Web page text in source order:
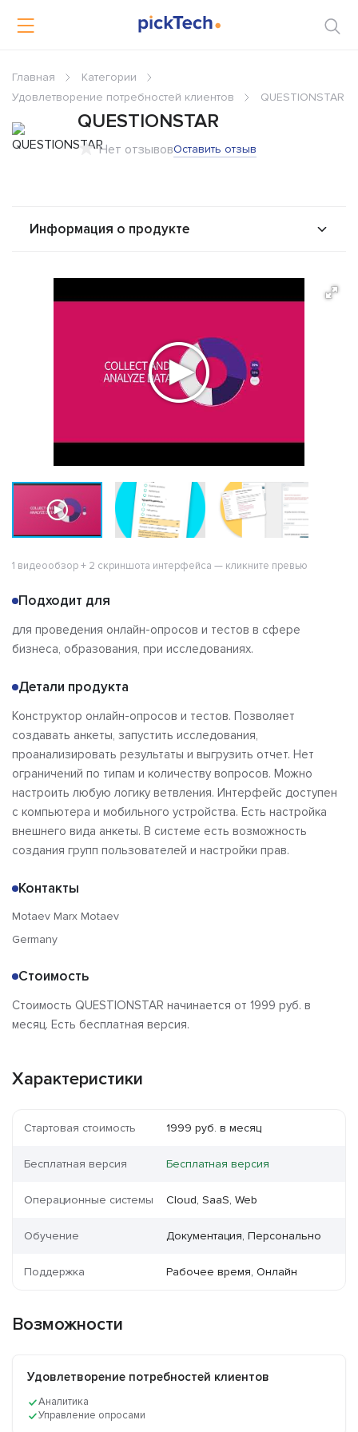
Главная
Категории
Удовлетворение потребностей клиентов
QUESTIONSTAR
QUESTIONSTAR
Нет отзывовОставить отзыв
Информация о продукте
1 видеообзор + 2 скриншота интерфейса — кликните превью
Подходит для
для проведения онлайн-опросов и тестов в сфере
бизнеса, образования, при исследованиях.
Детали продукта
Конструктор онлайн-опросов и тестов. Позволяет
создавать анкеты, запустить исследования,
проанализировать результаты и выгрузить отчет. Нет
ограничений по типам и количеству вопросов. Можно
настроить любую логику ветвления. Интерфейс доступен
с компьютера и мобильного устройства. Есть настройка
внешнего вида анкеты. В системе есть возможность
создания групп пользователей и настройки прав.
Контакты
Motaev Marx Motaev
Germany
Стоимость
Стоимость QUESTIONSTAR начинается от 1999 руб. в
месяц. Есть бесплатная версия.
Характеристики
Стартовая стоимость 1999 руб. в месяц
Бесплатная версия Бесплатная версия
Операционные системы Cloud, SaaS, Web
Обучение Документация, Персонально
Поддержка Рабочее время, Онлайн
Возможности
Удовлетворение потребностей клиентов
Аналитика
Управление опросами